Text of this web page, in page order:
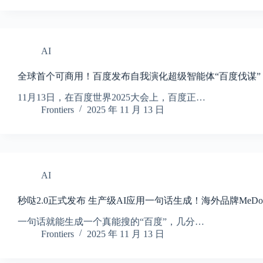
AI
全球首个可商用！百度发布自我演化超级智能体“百度伐谋”
11月13日，在百度世界2025大会上，百度正…
Frontiers
2025 年 11 月 13 日
AI
秒哒2.0正式发布 生产级AI应用一句话生成！海外品牌
一句话就能生成一个真能搜的“百度”，几分…
Frontiers
2025 年 11 月 13 日